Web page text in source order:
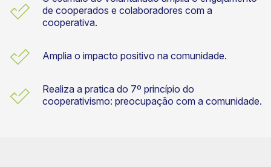
de cooperados e colaboradores com a
cooperativa.
Amplia o impacto positivo na comunidade.
Realiza a pratica do 7º princípio do
cooperativismo: preocupação com a comunidade.